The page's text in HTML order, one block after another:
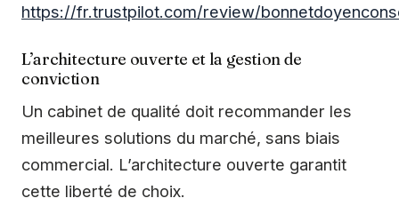
https://fr.trustpilot.com/review/
L’architecture ouverte et la gestion de
conviction
Un cabinet de qualité doit recommander les
meilleures solutions du marché, sans biais
commercial. L’architecture ouverte garantit
cette liberté de choix.